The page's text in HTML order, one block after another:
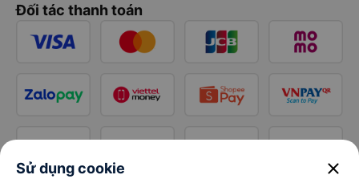
Đối tác thanh toán
Sử dụng cookie close